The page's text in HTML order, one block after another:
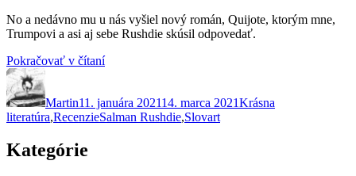
No a nedávno mu u nás vyšiel nový román, Quijote, ktorým mne,
Trumpovi a asi aj sebe Rushdie skúsil odpovedať.
Pokračovať v čítaní„Quijote
magický
realizmus,
Autor
Martin11. januára 202114. marca 2021Krásna
literatúra,RecenzieZnačky
Salman Rushdie,Slovart
Kategórie